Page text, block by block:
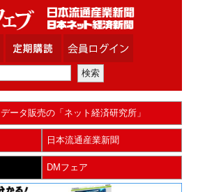
データ販売の「ネット経済研究所」
日本流通産業新聞
DMフェア